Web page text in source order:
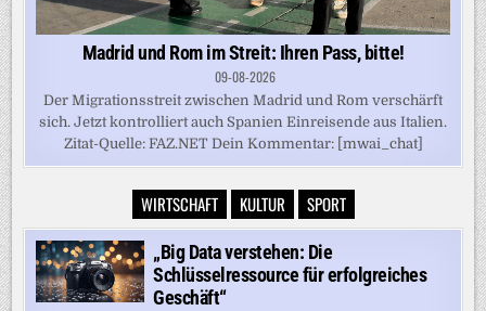
Madrid und Rom im Streit: Ihren Pass, bitte!
09-08-2026
Der Migrationsstreit zwischen Madrid und Rom verschärft
sich. Jetzt kontrolliert auch Spanien Einreisende aus Italien.
Zitat-Quelle: FAZ.NET Dein Kommentar: [mwai_chat]
WIRTSCHAFT KULTUR SPORT
„Big Data verstehen: Die
Schlüsselressource für erfolgreiches
Geschäft“